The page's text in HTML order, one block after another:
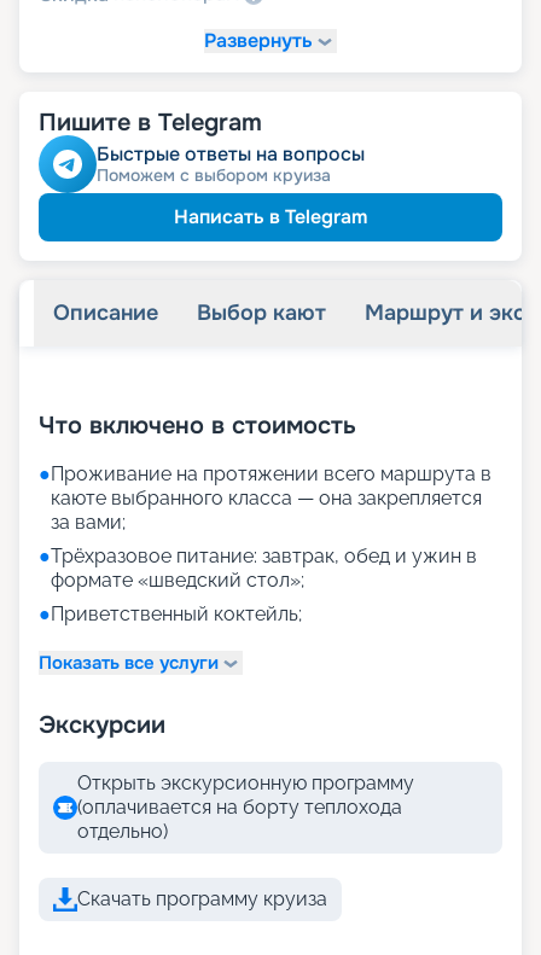
Развернуть
Пишите в Telegram
Быстрые ответы на вопросы
Поможем с выбором круиза
Написать в Telegram
Описание Выбор кают Маршрут и
Что включено в стоимость
●Проживание на протяжении всего маршрута в
каюте выбранного класса — она закрепляется
за вами;
●Трёхразовое питание: завтрак, обед и ужин в
формате «шведский стол»;
●Приветственный коктейль;
Показать все услуги
Экскурсии
Открыть экскурсионную программу
(оплачивается на борту теплохода
отдельно)
Скачать программу круиза